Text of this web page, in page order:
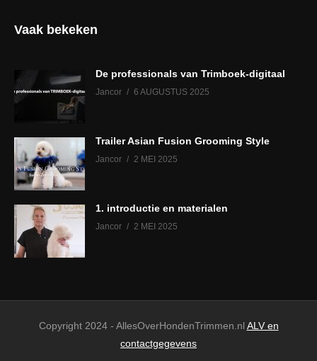
Vaak bekeken
De professionals van Trimboek-digitaal
Jancor 6 AUGUSTUS 2025
Trailer Asian Fusion Grooming Style
Jancor 2 MEI 2025
1. introductie en materialen
Jancor 2 MEI 2025
Copyright 2024 - AllesOverHondenTrimmen.nl ALV en
contactgegevens